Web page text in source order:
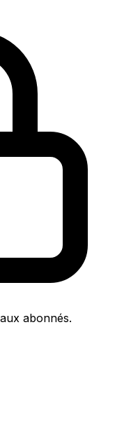
abonnés.